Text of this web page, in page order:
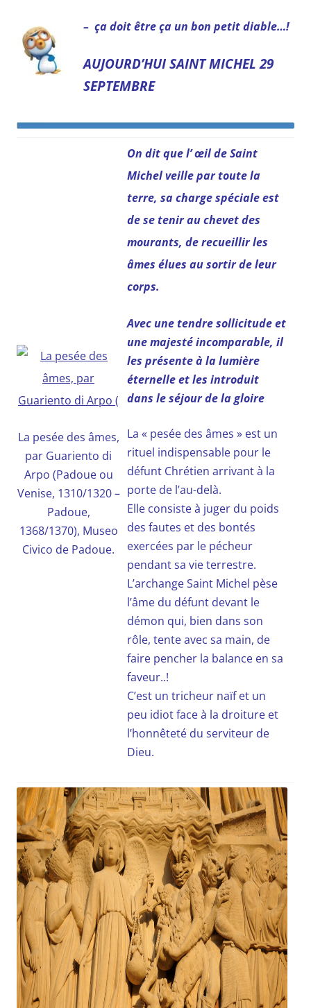
– ça doit être ça un bon petit diable…!
AUJOURD’HUI SAINT MICHEL 29
SEPTEMBRE
La pesée des âmes,
par Guariento di
Arpo (Padoue ou
Venise, 1310/1320 –
Padoue,
1368/1370), Museo
Civico de Padoue.
On dit que l’ œil de Saint
Michel veille par toute la
terre, sa charge spéciale est
de se tenir au chevet des
mourants, de recueillir les
âmes élues au sortir de leur
corps.
Avec une tendre sollicitude et
une majesté incomparable, il
les présente à la lumière
éternelle et les introduit
dans le séjour de la gloire
La « pesée des âmes » est un
rituel indispensable pour le
défunt Chrétien arrivant à la
porte de l’au-delà.
Elle consiste à juger du poids
des fautes et des bontés
exercées par le pécheur
pendant sa vie terrestre.
L’archange Saint Michel pèse
l’âme du défunt devant le
démon qui, bien dans son
rôle, tente avec sa main, de
faire pencher la balance en sa
faveur..!
C’est un tricheur naïf et un
peu idiot face à la droiture et
l’honnêteté du serviteur de
Dieu.